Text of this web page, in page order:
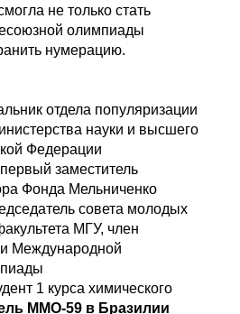
не только стать
олимпиады
нумерацию.
отдела популяризации
науки и высшего
Федерации
заместитель
Фонда Мельниченко
совета молодых
МГУ, член
Международной
1 курса химического
ММО-59 в Бразилии